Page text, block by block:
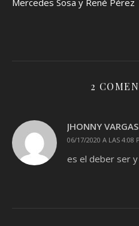
2
JHONNY
06/17/2020 A LAS 4:08
es el deber ser